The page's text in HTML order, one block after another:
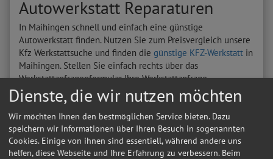
Autowerkstatt Reparaturen
In Maihingen schnell und einfach eine günstige
Autowerkstatt finden. Nutzen Sie zum Preisvergleich unsere
Kfz Werkstattsuche und finden die günstige KFZ-Werkstatt in
Maihingen. Stellen Sie einfach rechts über das
Werkstattanfragenformular Ihre Werkstattanfrage
Hier sehen Sie letzten Autoreparatur-
Anfragen in Maihingen
Werkstattleistungen
|Zahnriemen / Steuerkette|Bremsen|Kupplung |Inspektion|
Dienste, die wir nutzen möchten
Wir möchten Ihnen den bestmöglichen Service bieten. Dazu
speichern wir Informationen über Ihren Besuch in sogenannten
Cookies. Einige von ihnen sind essentiell, während andere uns
helfen, diese Webseite und Ihre Erfahrung zu verbessern. Beim